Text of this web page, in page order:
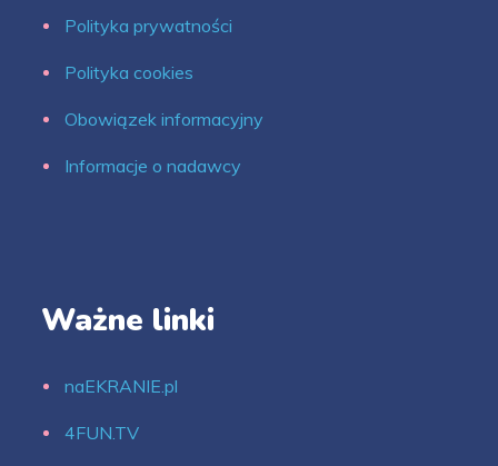
Polityka prywatności
Polityka cookies
Obowiązek informacyjny
Informacje o nadawcy
Ważne linki
naEKRANIE.pl
4FUN.TV